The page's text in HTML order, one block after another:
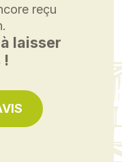
reçu
laisser
!